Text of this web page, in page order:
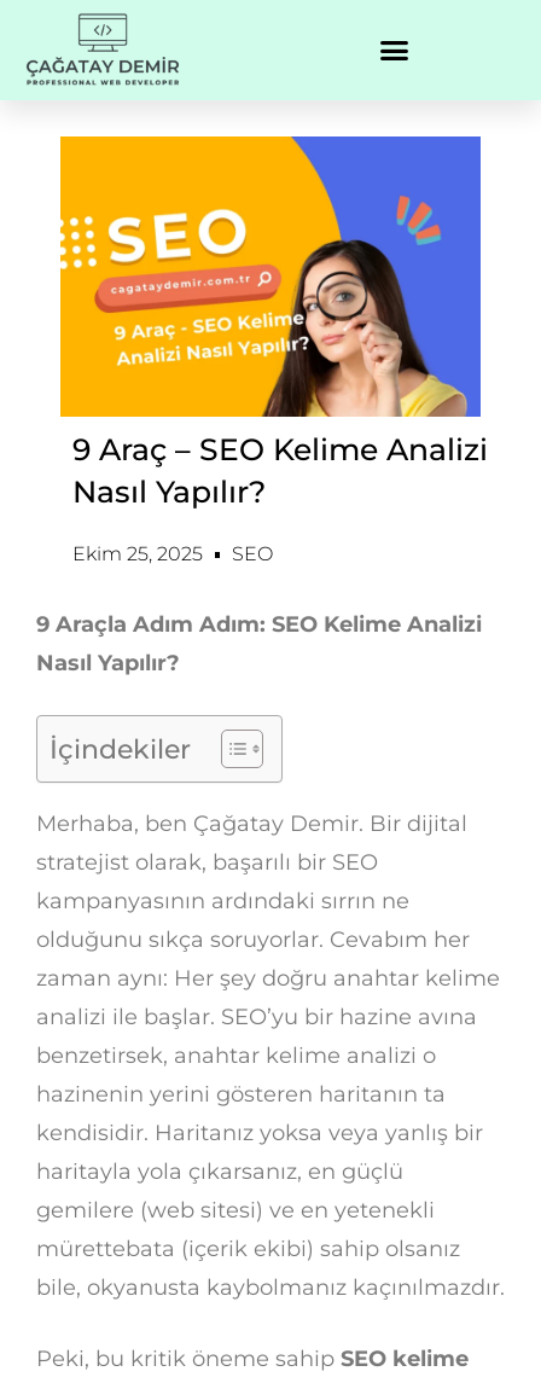
9 Araç – SEO Kelime Analizi
Nasıl Yapılır?
Ekim 25, 2025 SEO
9 Araçla Adım Adım: SEO Kelime Analizi
Nasıl Yapılır?
İçindekiler
Merhaba, ben Çağatay Demir. Bir dijital
stratejist olarak, başarılı bir SEO
kampanyasının ardındaki sırrın ne
olduğunu sıkça soruyorlar. Cevabım her
zaman aynı: Her şey doğru anahtar kelime
analizi ile başlar. SEO’yu bir hazine avına
benzetirsek, anahtar kelime analizi o
hazinenin yerini gösteren haritanın ta
kendisidir. Haritanız yoksa veya yanlış bir
haritayla yola çıkarsanız, en güçlü
gemilere (web sitesi) ve en yetenekli
mürettebata (içerik ekibi) sahip olsanız
bile, okyanusta kaybolmanız kaçınılmazdır.
Peki, bu kritik öneme sahip SEO kelime